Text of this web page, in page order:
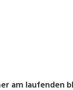
am laufenden